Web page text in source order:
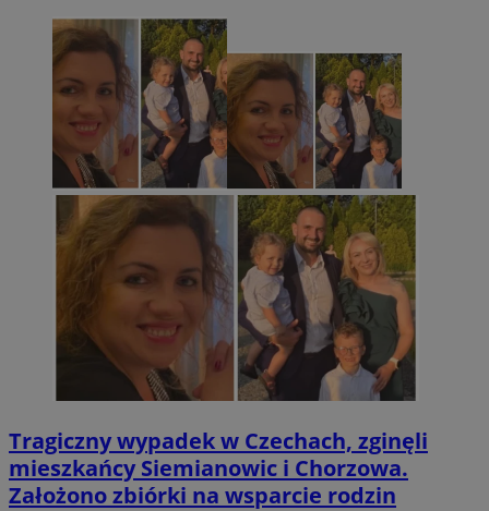
Tragiczny wypadek w Czechach, zginęli
mieszkańcy Siemianowic i Chorzowa.
Założono zbiórki na wsparcie rodzin